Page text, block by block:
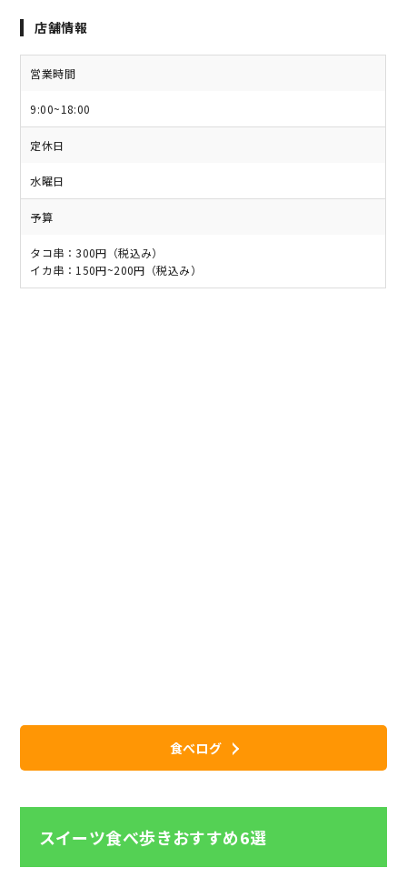
店舗情報
営業時間
9:00~18:00
定休日
水曜日
予算
タコ串：300円（税込み）
イカ串：150円~200円（税込み）
食べログ
スイーツ食べ歩きおすすめ6選